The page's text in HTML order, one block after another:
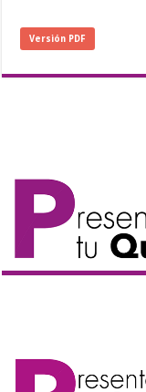
Versión PDF